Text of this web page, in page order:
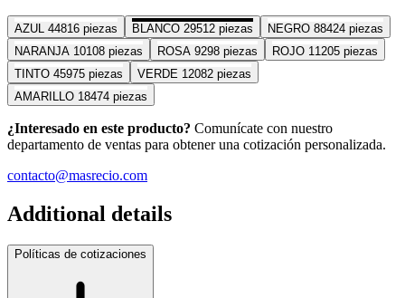
AZUL 44816 piezas BLANCO 29512 piezas NEGRO 88424 piezas
NARANJA 10108 piezas ROSA 9298 piezas ROJO 11205 piezas
TINTO 45975 piezas VERDE 12082 piezas
AMARILLO 18474 piezas
¿Interesado en este producto? Comunícate con nuestro
departamento de ventas para obtener una cotización personalizada.
contacto@masrecio.com
Additional details
Políticas de cotizaciones